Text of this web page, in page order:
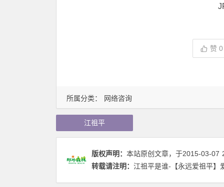
所属分类： 网络咨询
赞 0
江祖平
版权声明： 本站原创文章，于2015-03-07
转载请注明： 江祖平是谁-【永远爱祖平】